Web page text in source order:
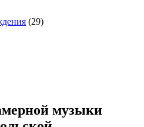
(29)
музыки